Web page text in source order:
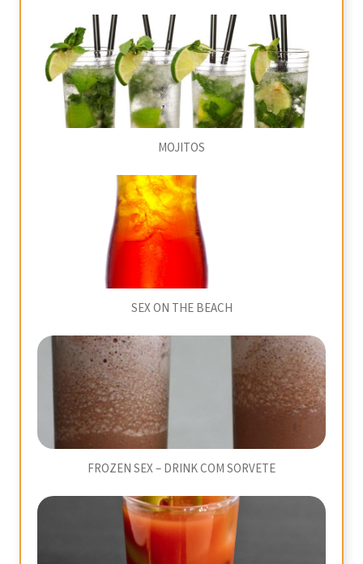
MOJITOS
SEX ON THE BEACH
FROZEN SEX – DRINK COM SORVETE